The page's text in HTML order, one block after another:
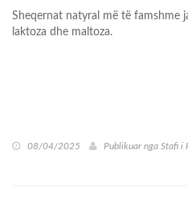
Sheqernat natyral më të famshme
laktoza dhe maltoza.
08/04/2025 Publikuar nga Stafi i